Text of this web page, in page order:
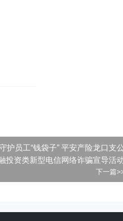
护员工“钱袋子” 平安产险龙口支
投资类新型电信网络诈骗宣导活
下一篇